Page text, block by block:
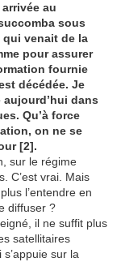
au
sous
qui venait de la
pour assurer
fournie
décédée. Je
dans
Qu’à force
on ne se
[2].
sur le régime
C’est vrai. Mais
l’entendre en
diffuser ?
il ne suffit plus
satellitaires
sur la